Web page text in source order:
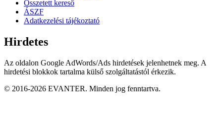
Összetett kereső
ÁSZF
Adatkezelési tájékoztató
Hirdetes
Az oldalon Google AdWords/Ads hirdetések jelenhetnek meg. A
hirdetési blokkok tartalma külső szolgáltatástól érkezik.
© 2016-2026 EVANTER. Minden jog fenntartva.